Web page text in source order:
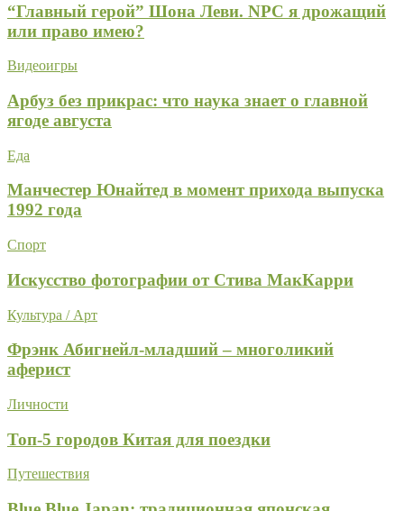
“Главный герой” Шона Леви. NPC я дрожащий
или право имею?
Видеоигры
Арбуз без прикрас: что наука знает о главной
ягоде августа
Еда
Манчестер Юнайтед в момент прихода выпуска
1992 года
Спорт
Искусство фотографии от Стива МакКарри
Культура / Арт
Фрэнк Абигнейл-младший – многоликий
аферист
Личности
Топ-5 городов Китая для поездки
Путешествия